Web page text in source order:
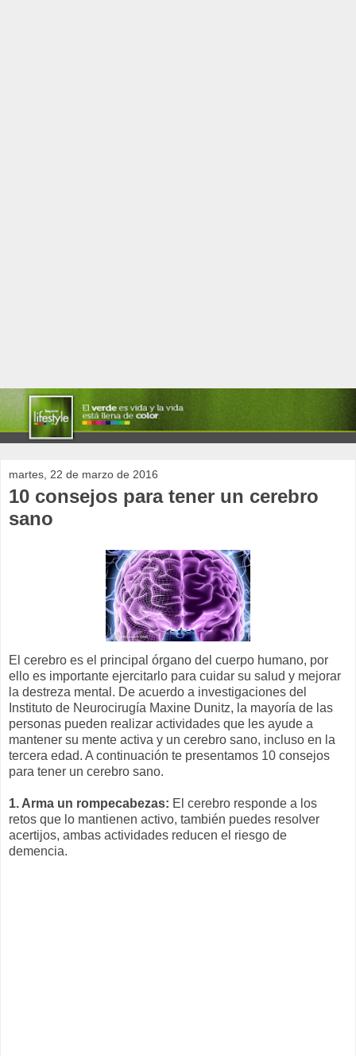
martes, 22 de marzo de 2016
10 consejos para tener un cerebro
sano
El cerebro es el principal órgano del cuerpo humano, por
ello es importante ejercitarlo para cuidar su salud y mejorar
la destreza mental. De acuerdo a investigaciones del
Instituto de Neurocirugía Maxine Dunitz, la mayoría de las
personas pueden realizar actividades que les ayude a
mantener su mente activa y un cerebro sano, incluso en la
tercera edad. A continuación te presentamos 10 consejos
para tener un cerebro sano.
1. Arma un rompecabezas: El cerebro responde a los
retos que lo mantienen activo, también puedes resolver
acertijos, ambas actividades reducen el riesgo de
demencia.